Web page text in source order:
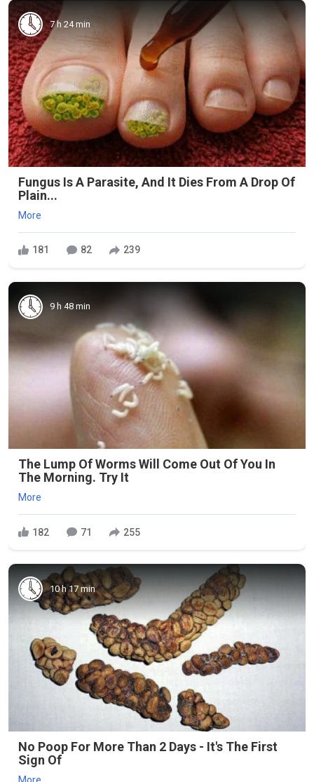
7 h 24 min
Fungus Is A Parasite, And It Dies From A Drop Of
Plain...
More
181 82 239
9 h 48 min
The Lump Of Worms Will Come Out Of You In
The Morning. Try It
More
182 71 255
10 h 17 min
No Poop For More Than 2 Days - It's The First
Sign Of
More